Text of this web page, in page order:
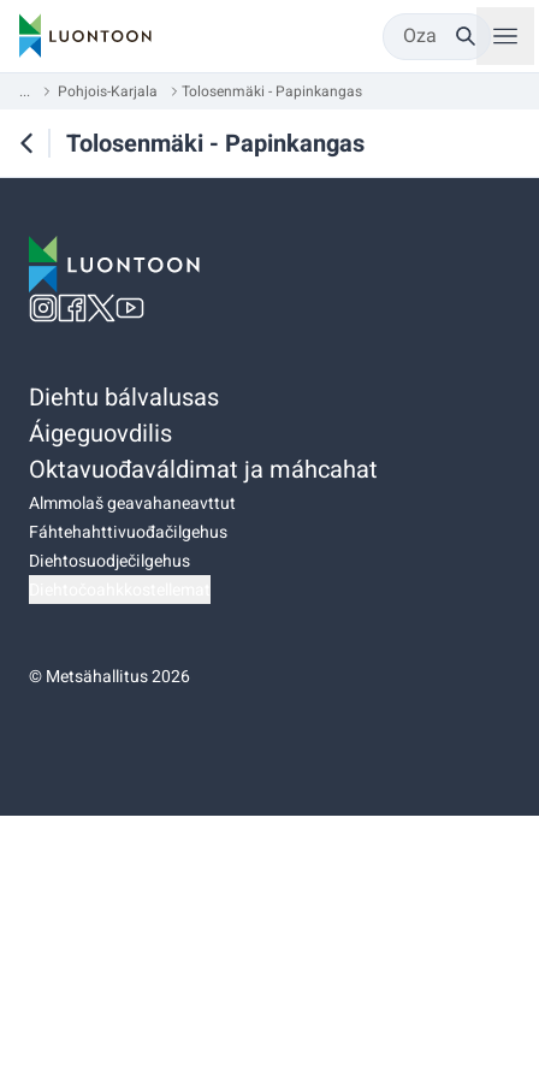
Oza
... Pohjois-Karjala Tolosenmäki - Papinkangas
Tolosenmäki - Papinkangas
Diehtu bálvalusas
Áigeguovdilis
Oktavuođaváldimat ja máhcahat
Almmolaš geavahaneavttut
Fáhtehahttivuođačilgehus
Diehtosuodječilgehus
©Metsähallitus 2026